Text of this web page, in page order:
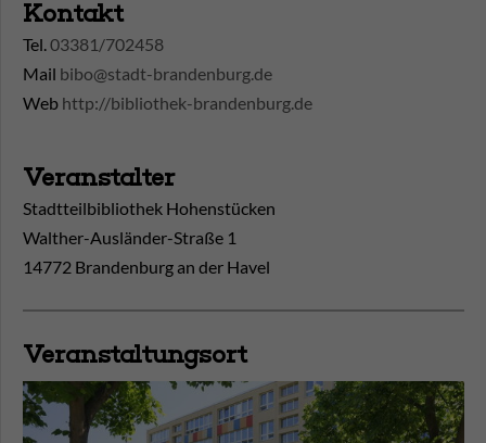
Kontakt
Tel.03381/702458
Mail bibo@stadt-brandenburg.de
Web http://bibliothek-brandenburg.de
Veranstalter
Stadtteilbibliothek Hohenstücken
Walther-Ausländer-Straße 1
14772 Brandenburg an der Havel
Veranstaltungsort